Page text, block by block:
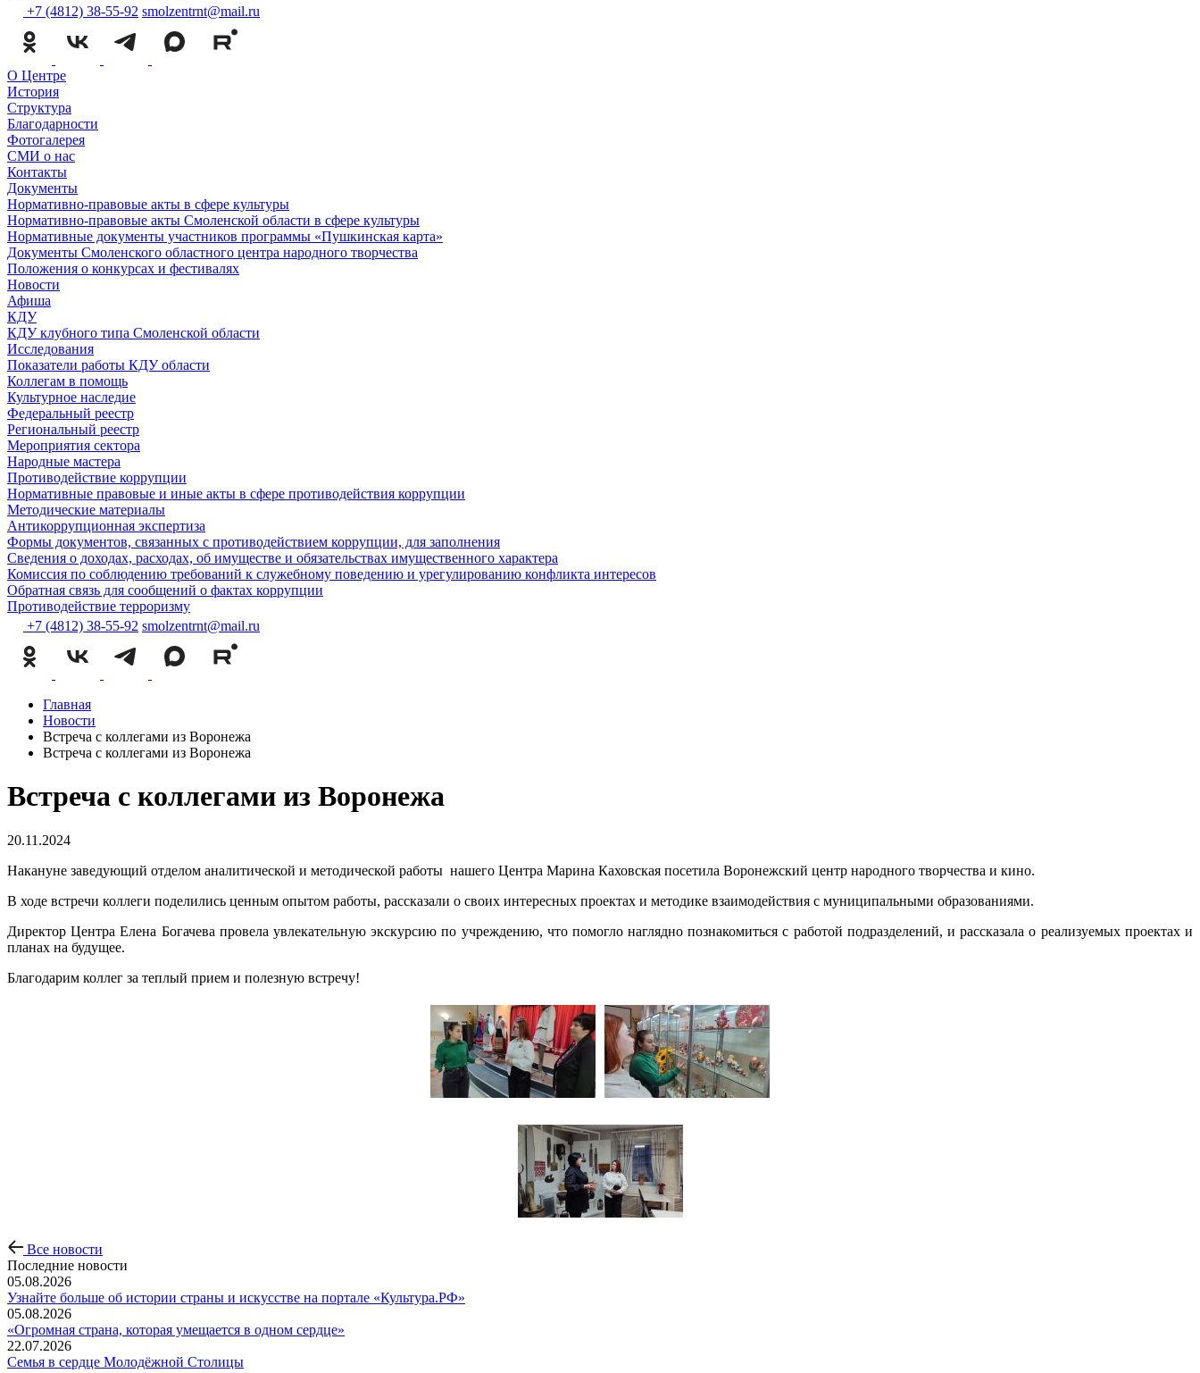
+7 (4812) 38-55-92 smolzentrnt@mail.ru
О Центре
История
Структура
Благодарности
Фотогалерея
СМИ о нас
Контакты
Документы
Нормативно-правовые акты в сфере культуры
Нормативно-правовые акты Смоленской области в сфере культуры
Нормативные документы участников программы «Пушкинская карта»
Документы Смоленского областного центра народного творчества
Положения о конкурсах и фестивалях
Новости
Афиша
КДУ
КДУ клубного типа Смоленской области
Исследования
Показатели работы КДУ области
Коллегам в помощь
Культурное наследие
Федеральный реестр
Региональный реестр
Мероприятия сектора
Народные мастера
Противодействие коррупции
Нормативные правовые и иные акты в сфере противодействия коррупции
Методические материалы
Антикоррупционная экспертиза
Формы документов, связанных с противодействием коррупции, для заполнения
Сведения о доходах, расходах, об имуществе и обязательствах имущественного характера
Комиссия по соблюдению требований к служебному поведению и урегулированию конфликта интересов
Обратная связь для сообщений о фактах коррупции
Противодействие терроризму
+7 (4812) 38-55-92 smolzentrnt@mail.ru
Главная
Новости
Встреча с коллегами из Воронежа
Встреча с коллегами из Воронежа
Встреча с коллегами из Воронежа
20.11.2024
Накануне заведующий отделом аналитической и методической работы нашего Центра Марина Каховская посетила Воронежский центр народного творчества и кино.
В ходе встречи коллеги поделились ценным опытом работы, рассказали о своих интересных проектах и методике взаимодействия с муниципальными образованиями.
Директор Центра Елена Богачева провела увлекательную экскурсию по учреждению, что помогло наглядно познакомиться с работой подразделений, и рассказала о реализуемых проектах и
планах на будущее.
Благодарим коллег за теплый прием и полезную встречу!
Все новости
Последние новости
05.08.2026
Узнайте больше об истории страны и искусстве на портале «Культура.РФ»
05.08.2026
«Огромная страна, которая умещается в одном сердце»
22.07.2026
Семья в сердце Молодёжной Столицы